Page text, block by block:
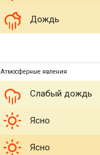
Дождь
Атмосферные явления
Слабый дождь
Ясно
Ясно